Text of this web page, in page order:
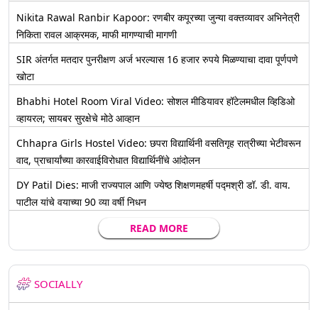
Nikita Rawal Ranbir Kapoor: रणबीर कपूरच्या जुन्या वक्तव्यावर अभिनेत्री
निकिता रावल आक्रमक, माफी मागण्याची मागणी
SIR अंतर्गत मतदार पुनरीक्षण अर्ज भरल्यास 16 हजार रुपये मिळण्याचा दावा पूर्णपणे
खोटा
Bhabhi Hotel Room Viral Video: सोशल मीडियावर हॉटेलमधील व्हिडिओ
व्हायरल; सायबर सुरक्षेचे मोठे आव्हान
Chhapra Girls Hostel Video: छपरा विद्यार्थिनी वसतिगृह रात्रीच्या भेटीवरून
वाद, प्राचार्यांच्या कारवाईविरोधात विद्यार्थिनींचे आंदोलन
DY Patil Dies: माजी राज्यपाल आणि ज्येष्ठ शिक्षणमहर्षी पद्मश्री डॉ. डी. वाय.
पाटील यांचे वयाच्या 90 व्या वर्षी निधन
READ MORE
SOCIALLY